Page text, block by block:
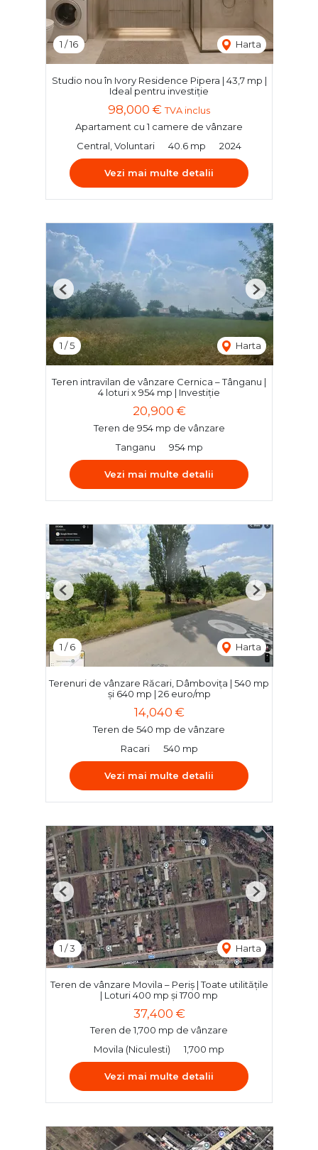
1 /16 Harta
Studio nou în Ivory Residence Pipera | 43,7 mp |
Ideal pentru investiție
98,000 € TVA inclus
Apartament cu 1 camere de vânzare
Central, Voluntari
40.6 mp 2024
Vezi mai multe detalii
1 /5 Harta
Previous Next
Teren intravilan de vânzare Cernica – Tânganu |
4 loturi x 954 mp | Investiție
20,900 €
Teren de 954 mp de vânzare
Tanganu
954 mp
Vezi mai multe detalii
1 /6 Harta
Previous Next
Terenuri de vânzare Răcari, Dâmbovița | 540 mp
și 640 mp | 26 euro/mp
14,040 €
Teren de 540 mp de vânzare
Racari
540 mp
Vezi mai multe detalii
1 /3 Harta
Previous Next
Teren de vânzare Movila – Periș | Toate utilitățile
| Loturi 400 mp și 1700 mp
37,400 €
Teren de 1,700 mp de vânzare
Movila (Niculesti)
1,700 mp
Vezi mai multe detalii